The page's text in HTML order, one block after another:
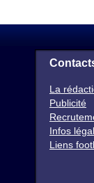
La
Publicité
Infos
Liens